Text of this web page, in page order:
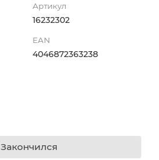
Артикул
16232302
EAN
4046872363238
Закончился